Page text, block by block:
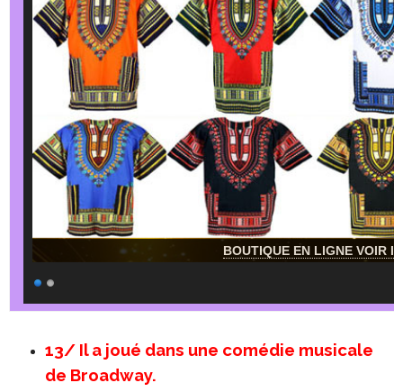
BOUTIQUE EN LIGNE VOIR
13/ Il a joué dans une comédie musicale
de Broadway.